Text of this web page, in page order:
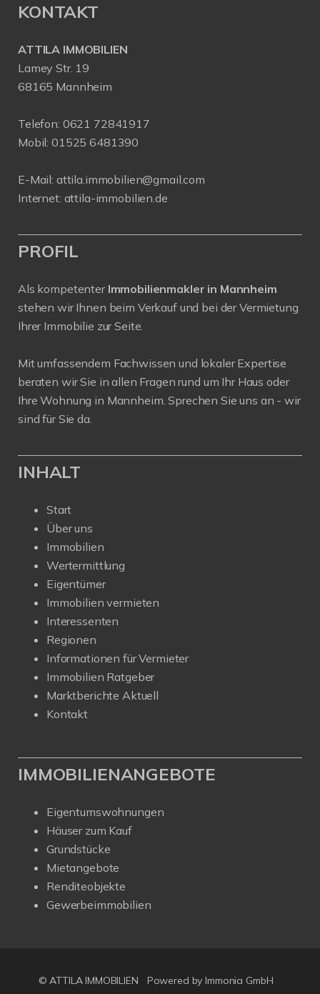
KONTAKT
ATTILA IMMOBILIEN
Lamey Str. 19
68165 Mannheim
Telefon: 0621 72841917
Mobil: 01525 6481390
E-Mail: attila.immobilien@gmail.com
Internet: attila-immobilien.de
PROFIL
Als kompetenter Immobilienmakler in Mannheim
stehen wir Ihnen beim Verkauf und bei der Vermietung
Ihrer Immobilie zur Seite.
Mit umfassendem Fachwissen und lokaler Expertise
beraten wir Sie in allen Fragen rund um Ihr Haus oder
Ihre Wohnung in Mannheim. Sprechen Sie uns an - wir
sind für Sie da.
INHALT
Start
Über uns
Immobilien
Wertermittlung
Eigentümer
Immobilien vermieten
Interessenten
Regionen
Informationen für Vermieter
Immobilien Ratgeber
Marktberichte Aktuell
Kontakt
IMMOBILIENANGEBOTE
Eigentumswohnungen
Häuser zum Kauf
Grundstücke
Mietangebote
Renditeobjekte
Gewerbeimmobilien
© ATTILA IMMOBILIEN Powered by Immonia GmbH